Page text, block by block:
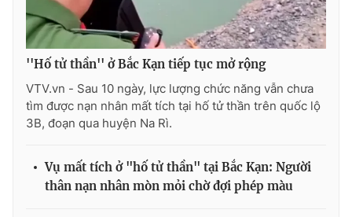
''Hố tử thần'' ở Bắc Kạn tiếp tục mở rộng
VTV.vn - Sau 10 ngày, lực lượng chức năng vẫn chưa
tìm được nạn nhân mất tích tại hố tử thần trên quốc lộ
3B, đoạn qua huyện Na Rì.
Vụ mất tích ở "hố tử thần" tại Bắc Kạn: Người
thân nạn nhân mòn mỏi chờ đợi phép màu